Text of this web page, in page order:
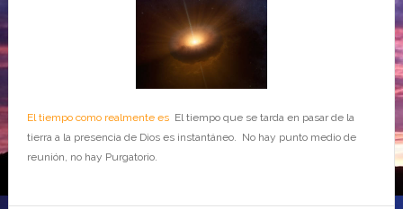
El tiempo como realmente esEl tiempo que se tarda en pasar de la
tierra a la presencia de Dios es instantáneo. No hay punto medio de
reunión, no hay Purgatorio.